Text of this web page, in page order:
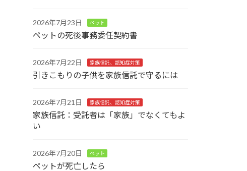
2026年7月23日 ペット
ペットの死後事務委任契約書
2026年7月22日 家族信託、認知症対策
引きこもりの子供を家族信託で守るには
2026年7月21日 家族信託、認知症対策
家族信託：受託者は「家族」でなくてもよ
い
2026年7月20日 ペット
ペットが死亡したら